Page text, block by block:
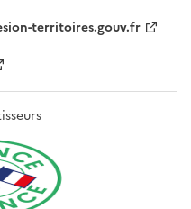
territoires.gouv.fr